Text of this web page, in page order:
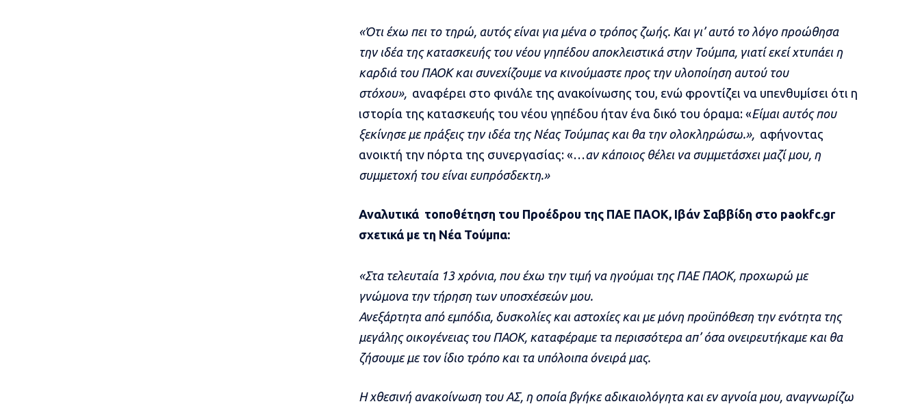
«Ότι έχω πει το τηρώ, αυτός είναι για μένα ο τρόπος ζωής. Και γι’ αυτό το λόγο προώθησα
την ιδέα της κατασκευής του νέου γηπέδου αποκλειστικά στην Τούμπα, γιατί εκεί χτυπάει η
καρδιά του ΠΑΟΚ και συνεχίζουμε να κινούμαστε προς την υλοποίηση αυτού του
στόχου», αναφέρει στο φινάλε της ανακοίνωσης του, ενώ φροντίζει να υπενθυμίσει ότι η
ιστορία της κατασκευής του νέου γηπέδου ήταν ένα δικό του όραμα: «Είμαι αυτός που
ξεκίνησε με πράξεις την ιδέα της Νέας Τούμπας και θα την ολοκληρώσω.», αφήνοντας
ανοικτή την πόρτα της συνεργασίας: «…αν κάποιος θέλει να συμμετάσχει μαζί μου, η
συμμετοχή του είναι ευπρόσδεκτη.»
Αναλυτικά τοποθέτηση του Προέδρου της ΠΑΕ ΠΑΟΚ, Ιβάν Σαββίδη στο paokfc.gr
σχετικά με τη Νέα Τούμπα:
«Στα τελευταία 13 χρόνια, που έχω την τιμή να ηγούμαι της ΠΑΕ ΠΑΟΚ, προχωρώ με
γνώμονα την τήρηση των υποσχέσεών μου.
Ανεξάρτητα από εμπόδια, δυσκολίες και αστοχίες και με μόνη προϋπόθεση την ενότητα της
μεγάλης οικογένειας του ΠΑΟΚ, καταφέραμε τα περισσότερα απ’ όσα ονειρευτήκαμε και θα
ζήσουμε με τον ίδιο τρόπο και τα υπόλοιπα όνειρά μας.
Η χθεσινή ανακοίνωση του ΑΣ, η οποία βγήκε αδικαιολόγητα και εν αγνοία μου, αναγνωρίζω